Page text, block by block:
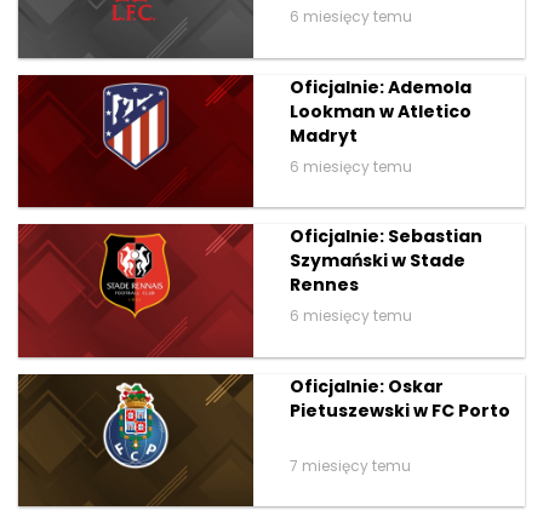
6 miesięcy temu
Oficjalnie: Ademola
Lookman w Atletico
Madryt
6 miesięcy temu
Oficjalnie: Sebastian
Szymański w Stade
Rennes
6 miesięcy temu
Oficjalnie: Oskar
Pietuszewski w FC Porto
7 miesięcy temu